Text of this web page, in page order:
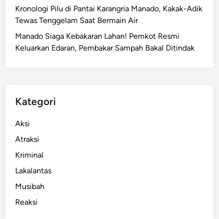
Kronologi Pilu di Pantai Karangria Manado, Kakak-Adik
Tewas Tenggelam Saat Bermain Air
Manado Siaga Kebakaran Lahan! Pemkot Resmi
Keluarkan Edaran, Pembakar Sampah Bakal Ditindak
Kategori
Aksi
Atraksi
Kriminal
Lakalantas
Musibah
Reaksi